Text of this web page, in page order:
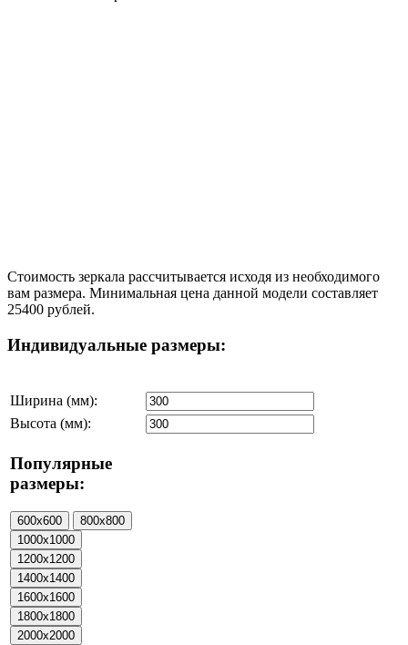
Стоимость зеркала рассчитывается исходя из необходимого
вам размера. Минимальная цена данной модели составляет
25400 рублей.
Индивидуальные размеры:
Ширина (мм):
Высота (мм):
Популярные
размеры: